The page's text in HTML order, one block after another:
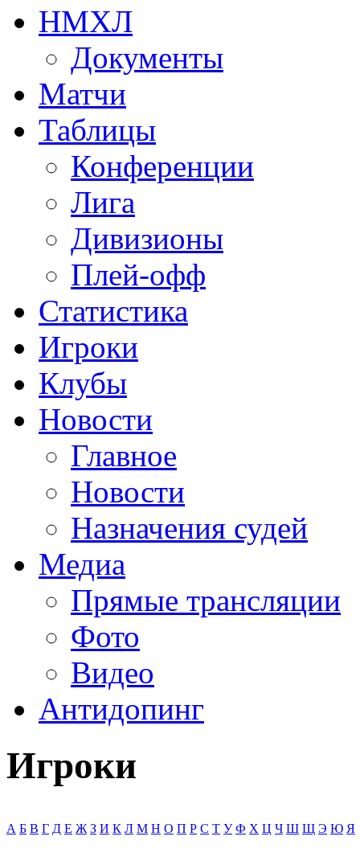
НМХЛ
Документы
Матчи
Таблицы
Конференции
Лига
Дивизионы
Плей-офф
Статистика
Игроки
Клубы
Новости
Главное
Новости
Назначения судей
Медиа
Прямые трансляции
Фото
Видео
Антидопинг
Игроки
А Б В Г Д Е Ж З И К Л М Н О П Р С Т У Ф Х Ц Ч Ш Щ Э Ю Я